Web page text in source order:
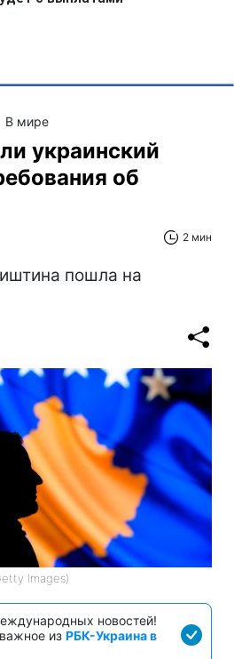
В мире
украинский
об
2 мин
пошла на
Images)
новостей!
из РБК-Украина в